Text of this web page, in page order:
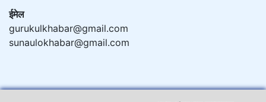
ईमेल
gurukulkhabar@gmail.com
sunaulokhabar@gmail.com